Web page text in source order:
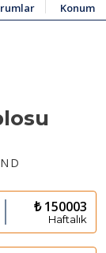
Konum
₺ 150003
Haftalık